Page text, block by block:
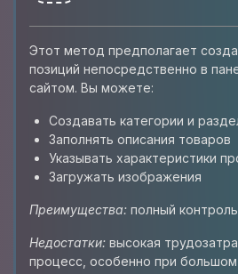
Этот метод предполагает
позиций непосредственно в
сайтом. Вы можете:
Создавать категории и
Заполнять описания товаров
Указывать характеристики
Загружать изображения
Преимущества: полный
Недостатки: высокая
процесс, особенно при